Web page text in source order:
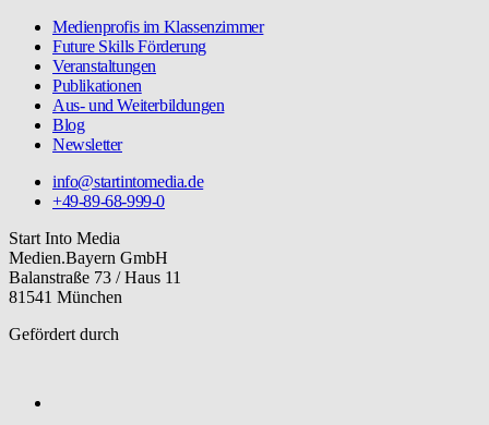
Medienprofis im Klassenzimmer
Future Skills Förderung
Veranstaltungen
Publikationen
Aus- und Weiterbildungen
Blog
Newsletter
info@startintomedia.de
+49-89-68-999-0
Start Into Media
Medien.Bayern GmbH
Balanstraße 73 / Haus 11
81541 München
Gefördert durch